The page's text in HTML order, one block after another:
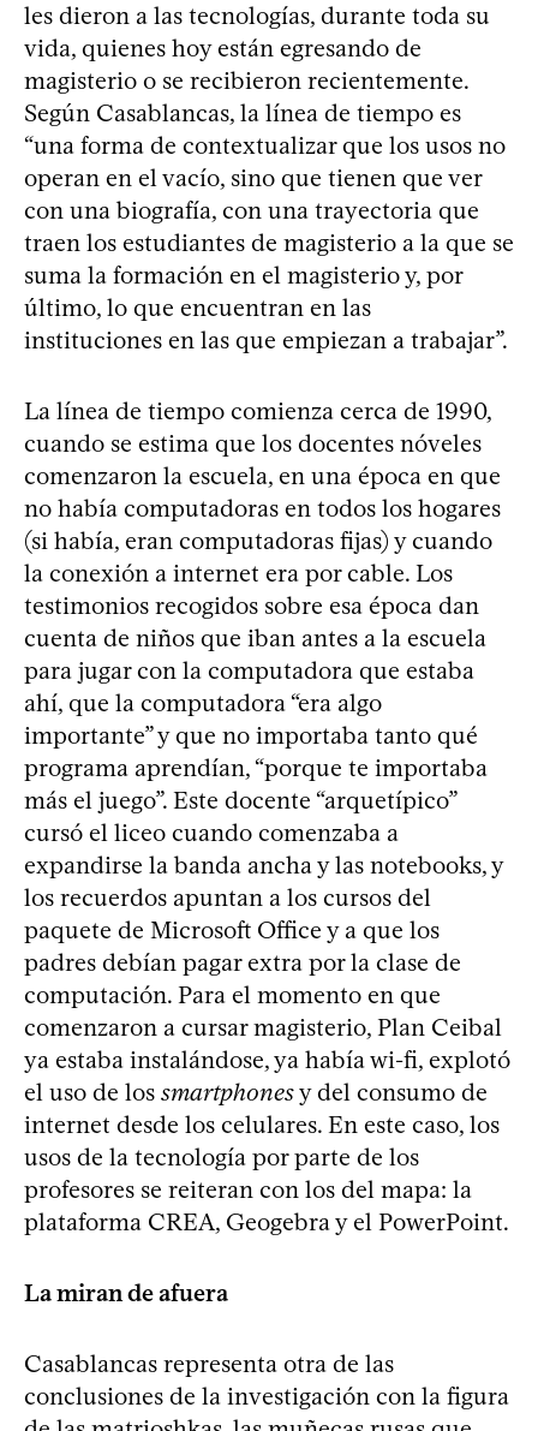
les dieron a las tecnologías, durante toda su
vida, quienes hoy están egresando de
magisterio o se recibieron recientemente.
Según Casablancas, la línea de tiempo es
“una forma de contextualizar que los usos no
operan en el vacío, sino que tienen que ver
con una biografía, con una trayectoria que
traen los estudiantes de magisterio a la que se
suma la formación en el magisterio y, por
último, lo que encuentran en las
instituciones en las que empiezan a trabajar”.
La línea de tiempo comienza cerca de 1990,
cuando se estima que los docentes nóveles
comenzaron la escuela, en una época en que
no había computadoras en todos los hogares
(si había, eran computadoras fijas) y cuando
la conexión a internet era por cable. Los
testimonios recogidos sobre esa época dan
cuenta de niños que iban antes a la escuela
para jugar con la computadora que estaba
ahí, que la computadora “era algo
importante” y que no importaba tanto qué
programa aprendían, “porque te importaba
más el juego”. Este docente “arquetípico”
cursó el liceo cuando comenzaba a
expandirse la banda ancha y las notebooks, y
los recuerdos apuntan a los cursos del
paquete de Microsoft Office y a que los
padres debían pagar extra por la clase de
computación. Para el momento en que
comenzaron a cursar magisterio, Plan Ceibal
ya estaba instalándose, ya había wi-fi, explotó
el uso de los smartphonesy del consumo de
internet desde los celulares. En este caso, los
usos de la tecnología por parte de los
profesores se reiteran con los del mapa: la
plataforma CREA, Geogebra y el PowerPoint.
La miran de afuera
Casablancas representa otra de las
conclusiones de la investigación con la figura